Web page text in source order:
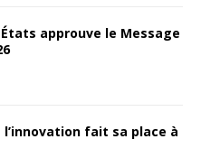
approuve le Message
fait sa place à